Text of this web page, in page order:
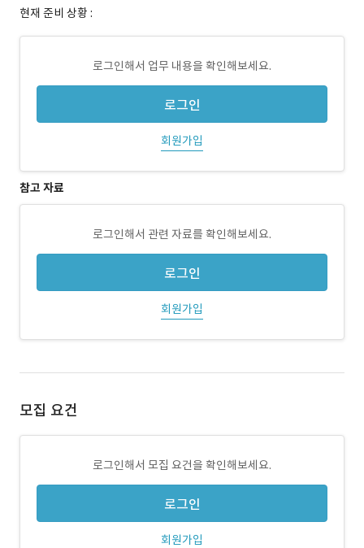
현재 준비 상황 :
로그인해서 업무 내용을 확인해보세요.
로그인
회원가입
참고 자료
로그인해서 관련 자료를 확인해보세요.
로그인
회원가입
모집 요건
로그인해서 모집 요건을 확인해보세요.
로그인
회원가입